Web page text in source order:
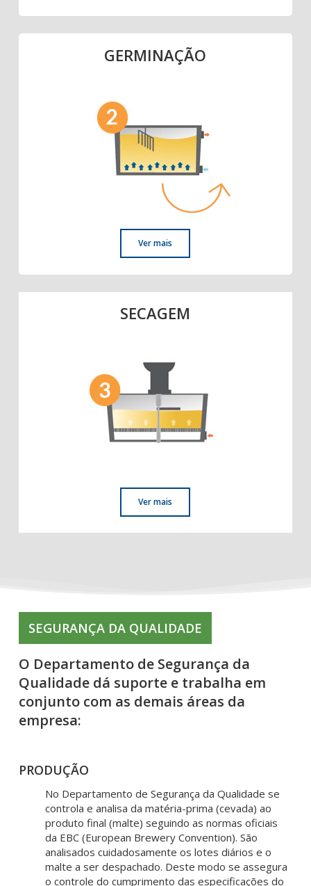
GERMINAÇÃO
Ver mais
SECAGEM
Ver mais
SEGURANÇA DA QUALIDADE
O Departamento de Segurança da
Qualidade dá suporte e trabalha em
conjunto com as demais áreas da
empresa:
PRODUÇÃO
No Departamento de Segurança da Qualidade se
controla e analisa da matéria-prima (cevada) ao
produto final (malte) seguindo as normas oficiais
da EBC (European Brewery Convention). São
analisados cuidadosamente os lotes diários e o
malte a ser despachado. Deste modo se assegura
o controle do cumprimento das especificações do